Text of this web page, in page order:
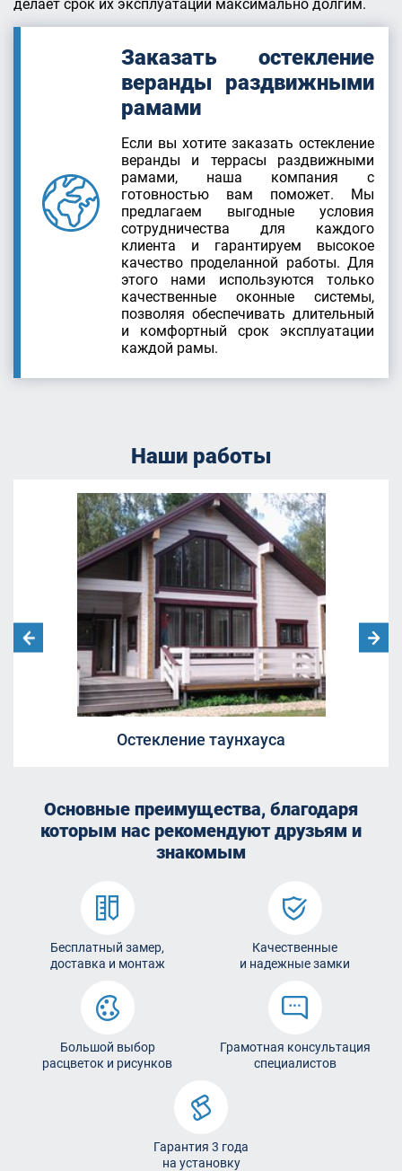
делает срок их эксплуатации максимально долгим.
Заказать остекление
веранды раздвижными
рамами
Если вы хотите заказать остекление
веранды и террасы раздвижными
рамами, наша компания с
готовностью вам поможет. Мы
предлагаем выгодные условия
сотрудничества для каждого
клиента и гарантируем высокое
качество проделанной работы. Для
этого нами используются только
качественные оконные системы,
позволяя обеспечивать длительный
и комфортный срок эксплуатации
каждой рамы.
Наши работы
Остекление таунхауса
Основные преимущества, благодаря
которым нас рекомендуют друзьям и
знакомым
Бесплатный замер,
доставка и монтаж
Качественные
и надежные замки
Большой выбор
расцветок и рисунков
Грамотная консультация
специалистов
Гарантия 3 года
на установку